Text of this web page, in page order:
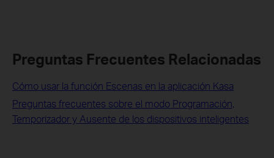
Preguntas Frecuentes Relacionadas
Cómo usar la función Escenas en la aplicación Kasa
Preguntas frecuentes sobre el modo Programación,
Temporizador y Ausente de los dispositivos inteligentes